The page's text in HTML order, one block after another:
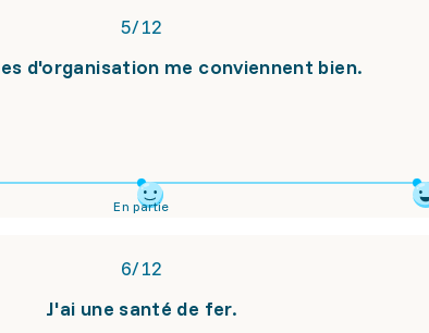
5/12
d'organisation me conviennent bien.
En partie
6/12
J'ai une santé de fer.